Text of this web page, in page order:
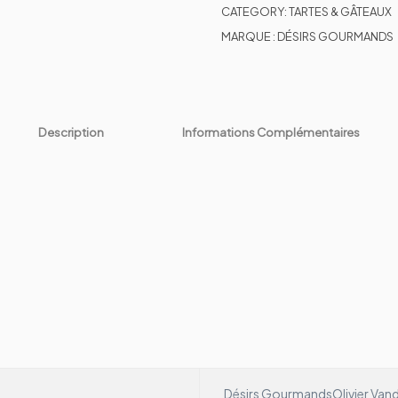
CATEGORY:TARTES & GÂTEAUX
MARQUE : DÉSIRS GOURMANDS
Description Informations Complémentaires
Désirs GourmandsOlivier